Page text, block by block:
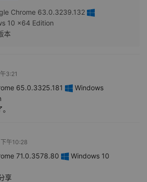
Chrome 63.0.3239.132
10 x64 Edition
本
3:21
65.0.3325.181
Windows
午10:28
71.0.3578.80
Windows 10
享